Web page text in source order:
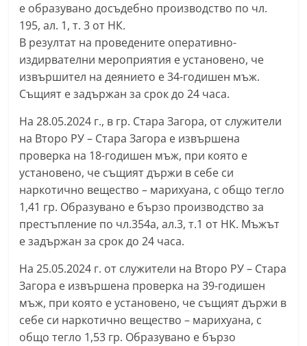
–
k
a
z
a
n
a
k
i
n
o
,
k
a
е образувано досъдебно производство по чл.
195, ал. 1, т. 3 от НК.
В резултат на проведените оперативно-
издирвателни мероприятия е установено, че
извършител на деянието е 34-годишен мъж.
Същият е задържан за срок до 24 часа.
На 28.05.2024 г., в гр. Стара Загора, от служители
на Второ РУ – Стара Загора е извършена
проверка на 18-годишен мъж, при която е
установено, че същият държи в себе си
наркотично вещество – марихуана, с общо тегло
1,41 гр. Образувано е бързо производство за
престъпление по чл.354а, ал.3, т.1 от НК. Мъжът
е задържан за срок до 24 часа.
На 25.05.2024 г. от служители на Второ РУ – Стара
Загора е извършена проверка на 39-годишен
мъж, при която е установено, че същият държи в
себе си наркотично вещество – марихуана, с
общо тегло 1,53 гр. Образувано е бързо